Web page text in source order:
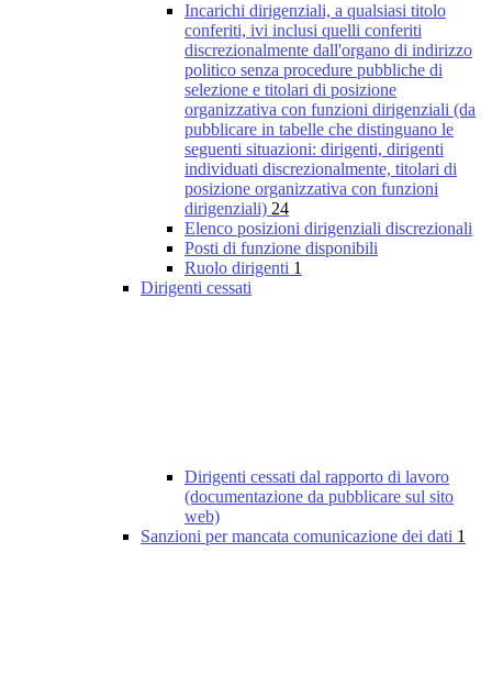
Incarichi dirigenziali, a qualsiasi titolo
conferiti, ivi inclusi quelli conferiti
discrezionalmente dall'organo di indirizzo
politico senza procedure pubbliche di
selezione e titolari di posizione
organizzativa con funzioni dirigenziali (da
pubblicare in tabelle che distinguano le
seguenti situazioni: dirigenti, dirigenti
individuati discrezionalmente, titolari di
posizione organizzativa con funzioni
dirigenziali) 24
Elenco posizioni dirigenziali discrezionali
Posti di funzione disponibili
Ruolo dirigenti 1
Dirigenti cessati
Dirigenti cessati dal rapporto di lavoro
(documentazione da pubblicare sul sito
web)
Sanzioni per mancata comunicazione dei dati 1